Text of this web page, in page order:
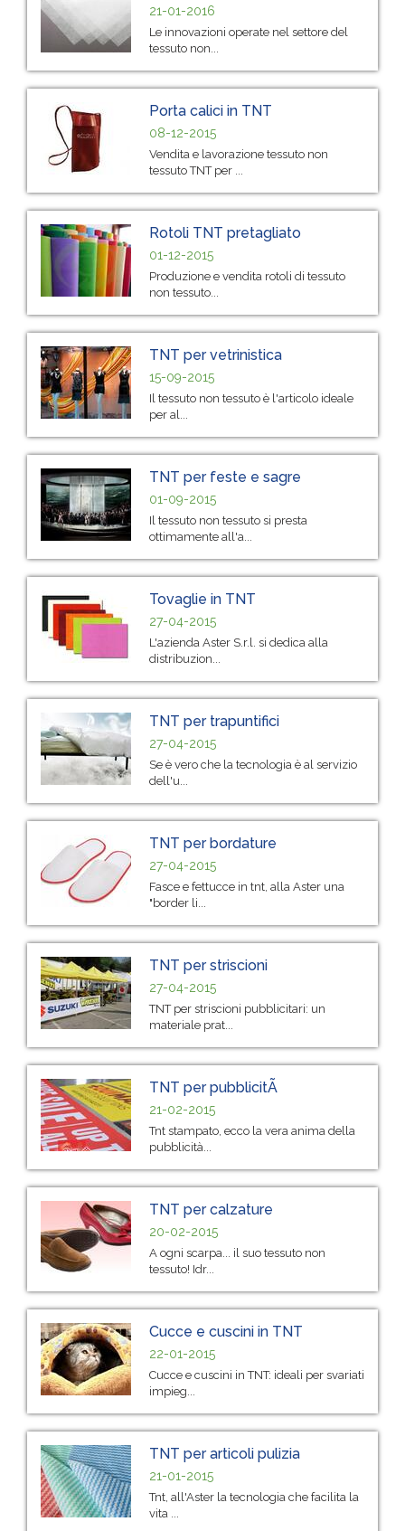
21-01-2016
Le innovazioni operate nel settore del
tessuto non...
Porta calici in TNT
08-12-2015
Vendita e lavorazione tessuto non
tessuto TNT per ...
Rotoli TNT pretagliato
01-12-2015
Produzione e vendita rotoli di tessuto
non tessuto...
TNT per vetrinistica
15-09-2015
Il tessuto non tessuto è l'articolo ideale
per al...
TNT per feste e sagre
01-09-2015
Il tessuto non tessuto si presta
ottimamente all'a...
Tovaglie in TNT
27-04-2015
L'azienda Aster S.r.l. si dedica alla
distribuzion...
TNT per trapuntifici
27-04-2015
Se è vero che la tecnologia è al servizio
dell'u...
TNT per bordature
27-04-2015
Fasce e fettucce in tnt, alla Aster una
"border li...
TNT per striscioni
27-04-2015
TNT per striscioni pubblicitari: un
materiale prat...
TNT per pubblicitÃ
21-02-2015
Tnt stampato, ecco la vera anima della
pubblicità...
TNT per calzature
20-02-2015
A ogni scarpa... il suo tessuto non
tessuto! Idr...
Cucce e cuscini in TNT
22-01-2015
Cucce e cuscini in TNT: ideali per svariati
impieg...
TNT per articoli pulizia
21-01-2015
Tnt, all'Aster la tecnologia che facilita la
vita ...